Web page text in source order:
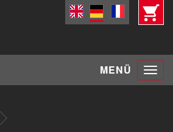
MENÜ Toggle